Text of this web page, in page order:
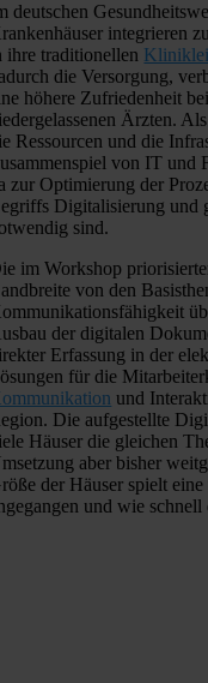
deutschen
integrieren
ihre traditionellen
die Versorgung,
höhere Zufriedenheit
Ärzten.
Ressourcen und die
von IT und
zur Optimierung der
Digitalisierung und
sind.
im Workshop
von den
der digitalen
Erfassung in der
für die
und
Die aufgestellte
Häuser die gleichen
aber bisher
der Häuser spielt
und wie